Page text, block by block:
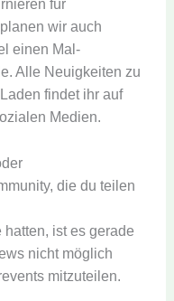
für
wir auch
einen Mal-
Alle Neuigkeiten zu
findet ihr auf
Medien.
die du teilen
ist es gerade
nicht möglich
mitzuteilen.